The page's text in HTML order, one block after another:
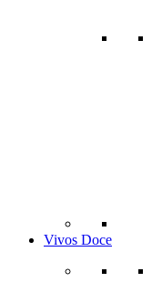
Vivos Doce